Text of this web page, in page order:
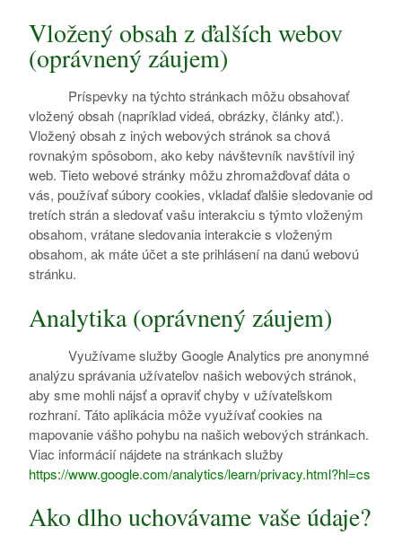
Vložený obsah z ďalších webov
(oprávnený záujem)
Príspevky na týchto stránkach môžu obsahovať
vložený obsah (napríklad videá, obrázky, články atď.).
Vložený obsah z iných webových stránok sa chová
rovnakým spôsobom, ako keby návštevník navštívil iný
web. Tieto webové stránky môžu zhromažďovať dáta o
vás, používať súbory cookies, vkladať ďalšie sledovanie od
tretích strán a sledovať vašu interakciu s týmto vloženým
obsahom, vrátane sledovania interakcie s vloženým
obsahom, ak máte účet a ste prihlásení na danú webovú
stránku.
Analytika (oprávnený záujem)
Využívame služby Google Analytics pre anonymné
analýzu správania užívateľov našich webových stránok,
aby sme mohli nájsť a opraviť chyby v užívateľskom
rozhraní. Táto aplikácia môže využívať cookies na
mapovanie vášho pohybu na našich webových stránkach.
Viac informácií nájdete na stránkach služby
https://www.google.com/analytics/learn/privacy.html?hl=cs
Ako dlho uchovávame vaše údaje?